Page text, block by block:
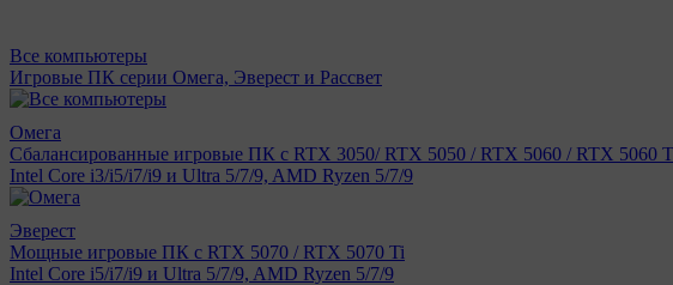
Все компьютеры
Игровые ПК серии Омега, Эверест и Рассвет
Омега
Сбалансированные игровые ПК с RTX 3050/ RTX 5050 / RTX 5060 / RTX 5060
Intel Core i3/i5/i7/i9 и Ultra 5/7/9, AMD Ryzen 5/7/9
Эверест
Мощные игровые ПК с RTX 5070 / RTX 5070 Ti
Intel Core i5/i7/i9 и Ultra 5/7/9, AMD Ryzen 5/7/9